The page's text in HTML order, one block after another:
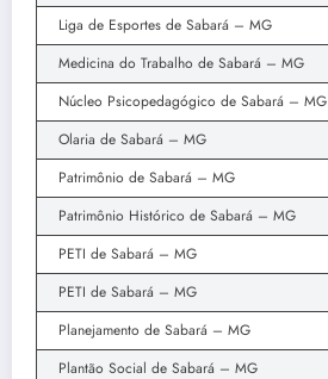
Liga de Esportes de Sabará – MG
Medicina do Trabalho de Sabará – MG
Núcleo Psicopedagógico de Sabará – MG
Olaria de Sabará – MG
Patrimônio de Sabará – MG
Patrimônio Histórico de Sabará – MG
PETI de Sabará – MG
PETI de Sabará – MG
Planejamento de Sabará – MG
Plantão Social de Sabará – MG